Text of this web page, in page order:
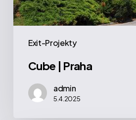
Exit-Projekty
Cube | Praha
admin
5.4.2025